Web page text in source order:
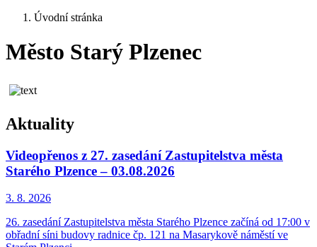
Úvodní stránka
Město Starý Plzenec
Aktuality
Videopřenos z 27. zasedání Zastupitelstva města
Starého Plzence – 03.08.2026
3. 8. 2026
26. zasedání Zastupitelstva města Starého Plzence začíná od 17:00 v
obřadní síni budovy radnice čp. 121 na Masarykově náměstí ve